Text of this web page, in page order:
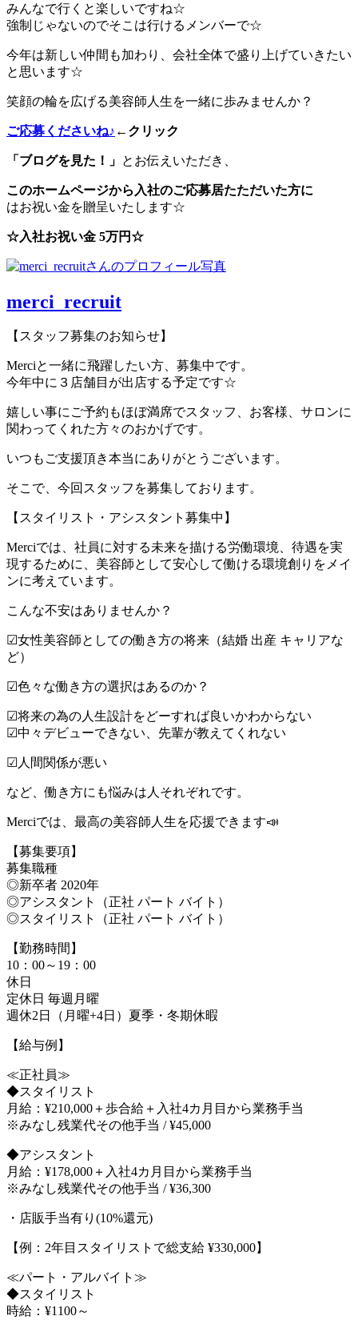
みんなで行くと楽しいですね☆
強制じゃないのでそこは行けるメンバーで☆
今年は新しい仲間も加わり、会社全体で盛り上げていきたい
と思います☆
笑顔の輪を広げる美容師人生を一緒に歩みませんか？
ご応募くださいね♪ ←クリック
「ブログを見た！」 とお伝えいただき、
このホームページから 入社のご応募居たただいた方に
はお祝い金を贈呈いたします☆
☆入社お祝い金 5万円☆
merci_recruit
【スタッフ募集のお知らせ】
Merciと一緒に飛躍したい方、募集中です。
今年中に３店舗目が出店する予定です☆
嬉しい事にご予約もほぼ満席でスタッフ、お客様、サロンに
関わってくれた方々のおかげです。
いつもご支援頂き本当にありがとうございます。
そこで、今回スタッフを募集しております。
【スタイリスト・アシスタント募集中】
Merciでは、社員に対する未来を描ける労働環境、待遇を実
現するために、美容師として安心して働ける環境創りをメイ
ンに考えています。
こんな不安はありませんか？
☑︎女性美容師としての働き方の将来（結婚 出産 キャリアな
ど）
☑︎色々な働き方の選択はあるのか？
☑︎将来の為の人生設計をどーすれば良いかわからない
☑︎中々デビューできない、先輩が教えてくれない
☑︎人間関係が悪い
など、働き方にも悩みは人それぞれです。
Merciでは、最高の美容師人生を応援できます📣
【募集要項】
募集職種
◎新卒者 2020年
◎アシスタント（正社 パート バイト）
◎スタイリスト（正社 パート バイト）
【勤務時間】
10：00～19：00
休日
定休日 毎週月曜
週休2日（月曜+4日）夏季・冬期休暇
【給与例】
≪正社員≫
◆スタイリスト
月給：¥210,000＋歩合給＋入社4カ月目から業務手当
※みなし残業代その他手当 / ¥45,000
◆アシスタント
月給：¥178,000＋入社4カ月目から業務手当
※みなし残業代その他手当 / ¥36,300
・店販手当有り(10%還元)
【例：2年目スタイリストで総支給 ¥330,000】
≪パート・アルバイト≫
◆スタイリスト
時給：¥1100～